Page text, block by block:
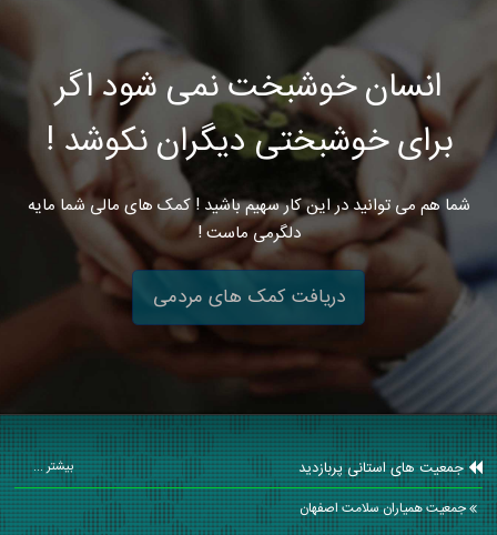
انسان خوشبخت نمی شود اگر
برای خوشبختی دیگران نکوشد !
شما هم می توانید در این کار سهیم باشید ! کمک های مالی شما مایه
دلگرمی ماست !
دریافت کمک های مردمی
جمعیت های استانی پربازدید بیشتر ...
جمعیت همیاران سلامت اصفهان